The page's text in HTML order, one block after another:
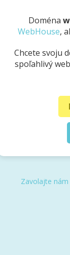
Doména
WebHouse,
Chcete svoju
spoľahlivý
Zavolajte nám